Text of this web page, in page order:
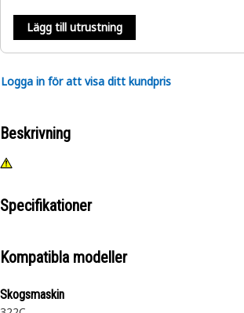
Lägg till utrustning
Logga in för att visa ditt kundpris
Beskrivning
Specifikationer
Kompatibla modeller
Skogsmaskin